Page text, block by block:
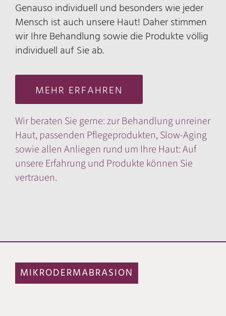
Genauso individuell und besonders wie jeder
Mensch ist auch unsere Haut! Daher stimmen
wir Ihre Behandlung sowie die Produkte völlig
individuell auf Sie ab.
MEHR ERFAHREN
Wir beraten Sie gerne: zur Behandlung unreiner
Haut, passenden Pflegeprodukten, Slow-Aging
sowie allen Anliegen rund um Ihre Haut: Auf
unsere Erfahrung und Produkte können Sie
vertrauen.
MIKRODERMABRASION